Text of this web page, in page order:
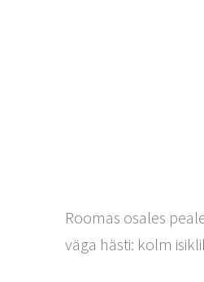
Roomas osales
väga hästi: kolm